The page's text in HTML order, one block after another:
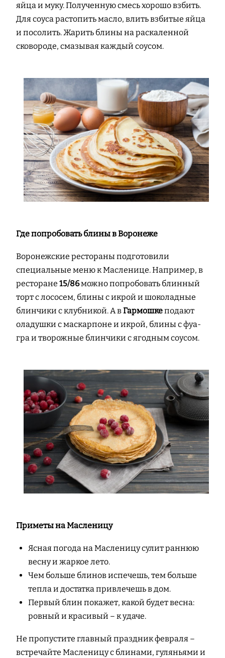
яйца и муку. Полученную смесь хорошо взбить.
Для соуса растопить масло, влить взбитые яйца
и посолить. Жарить блины на раскаленной
сковороде, смазывая каждый соусом.
Где попробовать блины в Воронеже
Воронежские рестораны подготовили
специальные меню к Масленице. Например, в
ресторане 15/86можно попробовать блинный
торт с лососем, блины с икрой и шоколадные
блинчики с клубникой. А вГармошкеподают
оладушки с маскарпоне и икрой, блины с фуа-
гра и творожные блинчики с ягодным соусом.
Приметы на Масленицу
Ясная погода на Масленицу сулит раннюю
весну и жаркое лето.
Чем больше блинов испечешь, тем больше
тепла и достатка привлечешь в дом.
Первый блин покажет, какой будет весна:
ровный и красивый – к удаче.
Не пропустите главный праздник февраля –
встречайте Масленицу с блинами, гуляньями и